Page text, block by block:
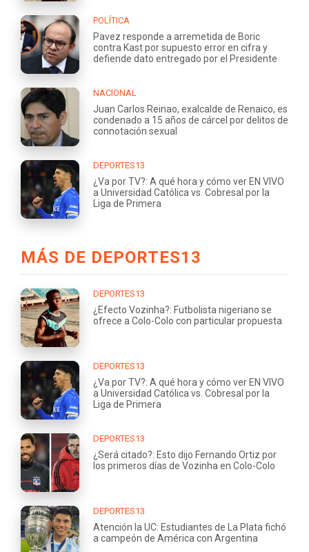
POLÍTICA
Pavez responde a arremetida de Boric
contra Kast por supuesto error en cifra y
defiende dato entregado por el Presidente
NACIONAL
Juan Carlos Reinao, exalcalde de Renaico, es
condenado a 15 años de cárcel por delitos de
connotación sexual
DEPORTES13
¿Va por TV?: A qué hora y cómo ver EN VIVO
a Universidad Católica vs. Cobresal por la
Liga de Primera
MÁS DE DEPORTES13
DEPORTES13
¿Efecto Vozinha?: Futbolista nigeriano se
ofrece a Colo-Colo con particular propuesta
DEPORTES13
¿Va por TV?: A qué hora y cómo ver EN VIVO
a Universidad Católica vs. Cobresal por la
Liga de Primera
DEPORTES13
¿Será citado?: Esto dijo Fernando Ortiz por
los primeros días de Vozinha en Colo-Colo
DEPORTES13
Atención la UC: Estudiantes de La Plata fichó
a campeón de América con Argentina